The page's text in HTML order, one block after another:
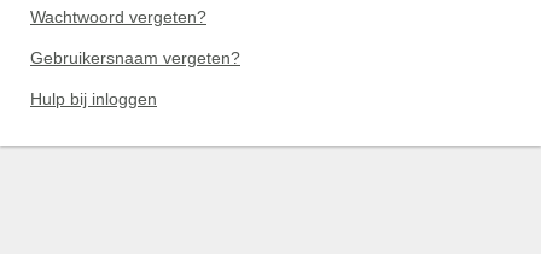
Wachtwoord vergeten?
Gebruikersnaam vergeten?
Hulp bij inloggen